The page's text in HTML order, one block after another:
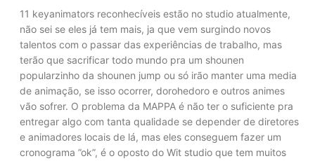
11 keyanimators reconhecíveis estão no studio atualmente,
não sei se eles já tem mais, ja que vem surgindo novos
talentos com o passar das experiências de trabalho, mas
terão que sacrificar todo mundo pra um shounen
popularzinho da shounen jump ou só irão manter uma media
de animação, se isso ocorrer, dorohedoro e outros animes
vão sofrer. O problema da MAPPA é não ter o suficiente pra
entregar algo com tanta qualidade se depender de diretores
e animadores locais de lá, mas eles conseguem fazer um
cronograma ”ok”, é o oposto do Wit studio que tem muitos